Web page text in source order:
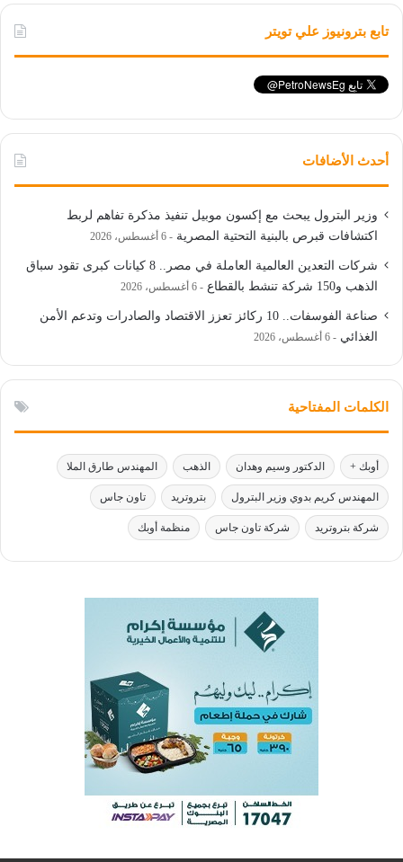
تابع بترونيوز علي تويتر
أحدث الأضافات
وزير البترول يبحث مع إكسون موبيل تنفيذ مذكرة تفاهم لربط
اكتشافات قبرص بالبنية التحتية المصرية
6 أغسطس، 2026
شركات التعدين العالمية العاملة في مصر.. 8 كيانات كبرى تقود سباق
الذهب و150 شركة تنشط بالقطاع
6 أغسطس، 2026
صناعة الفوسفات.. 10 ركائز تعزز الاقتصاد والصادرات وتدعم الأمن
الغذائي
6 أغسطس، 2026
الكلمات المفتاحية
أوبك + الدكتور وسيم وهدان الذهب المهندس طارق الملا
المهندس كريم بدوي وزير البترول بتروتريد تاون جاس
شركة بتروتريد شركة تاون جاس منظمة أوبك